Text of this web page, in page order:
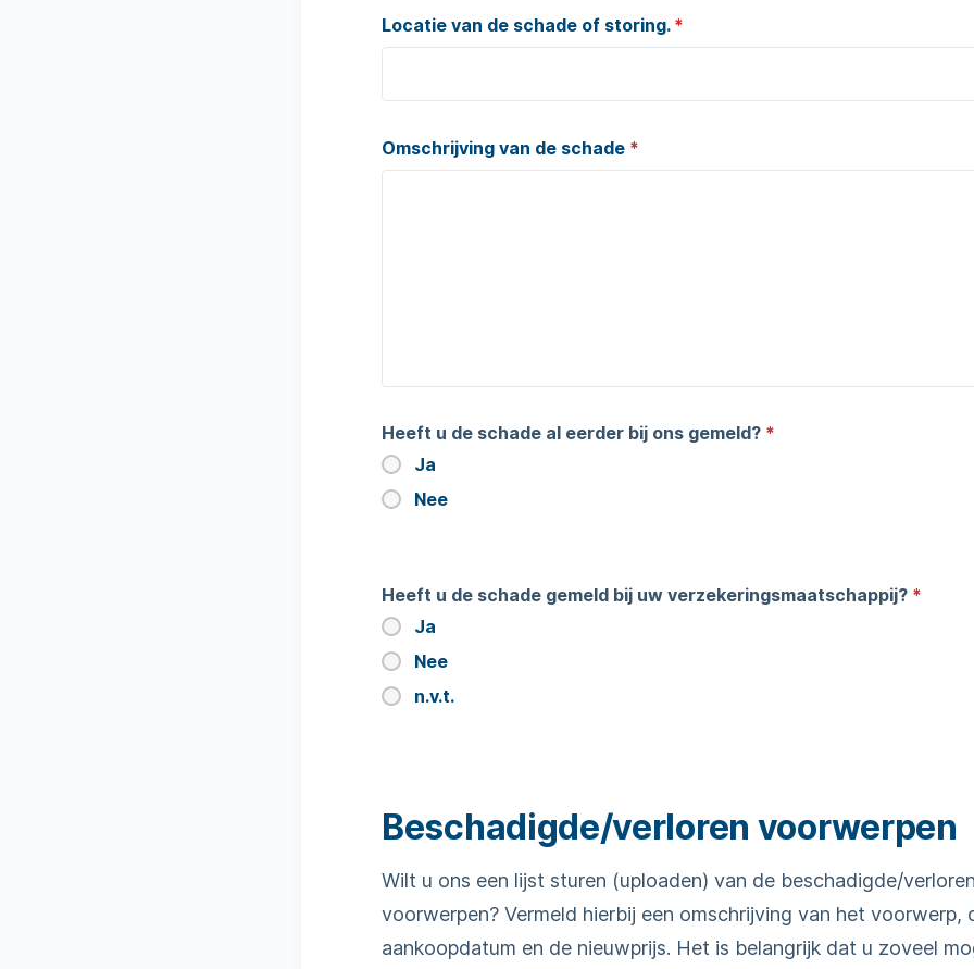
Locatie van de schade of storing. *
Omschrijving van de schade *
Heeft u de schade al eerder bij ons gemeld? *
Ja
Nee
Heeft u de schade gemeld bij uw verzekeringsmaatschappij? *
Ja
Nee
n.v.t.
Beschadigde/verloren voorwerpen
Wilt u ons een lijst sturen (uploaden) van de beschadigde/verloren
voorwerpen? Vermeld hierbij een omschrijving van het voorwerp,
aankoopdatum en de nieuwprijs. Het is belangrijk dat u zoveel